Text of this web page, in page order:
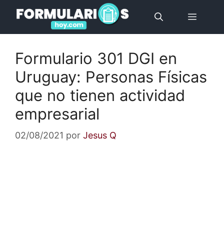
contenido
Menú
Formulario 301 DGI en
Uruguay: Personas Físicas
que no tienen actividad
empresarial
02/08/2021 por Jesus Q